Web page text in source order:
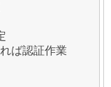
ば認証作業